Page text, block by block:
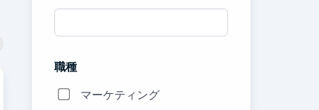
職種
マーケティング